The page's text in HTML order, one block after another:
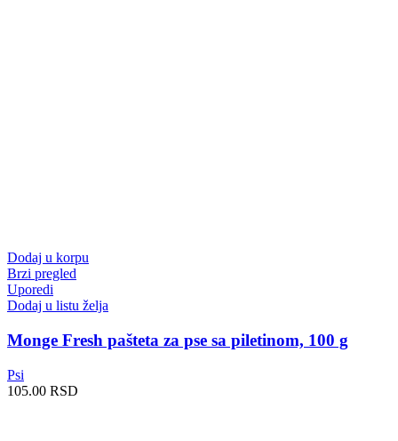
Dodaj u korpu
Brzi pregled
Uporedi
Dodaj u listu želja
Monge Fresh pašteta za pse sa piletinom, 100 g
Psi
105.00 RSD